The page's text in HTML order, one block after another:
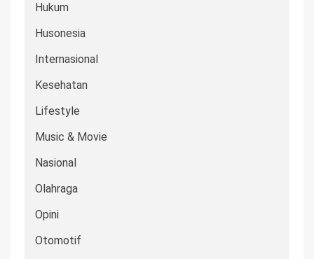
Hukum
Husonesia
Internasional
Kesehatan
Lifestyle
Music & Movie
Nasional
Olahraga
Opini
Otomotif